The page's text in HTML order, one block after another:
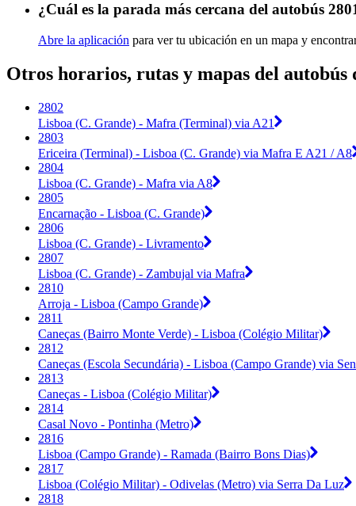
¿Cuál es la parada más cercana del autobús
Abre la aplicación para ver tu ubicación en un mapa y
Otros horarios, rutas y mapas del
2802
Lisboa (C. Grande) - Mafra (Terminal) via A21
2803
Ericeira (Terminal) - Lisboa (C. Grande) via Mafra E A21 / A8
2804
Lisboa (C. Grande) - Mafra via A8
2805
Encarnação - Lisboa (C. Grande)
2806
Lisboa (C. Grande) - Livramento
2807
Lisboa (C. Grande) - Zambujal via Mafra
2810
Arroja - Lisboa (Campo Grande)
2811
Caneças (Bairro Monte Verde) - Lisboa (Colégio Militar)
2812
Caneças (Escola Secundária) - Lisboa (Campo Grande) via
2813
Caneças - Lisboa (Colégio Militar)
2814
Casal Novo - Pontinha (Metro)
2816
Lisboa (Campo Grande) - Ramada (Bairro Bons Dias)
2817
Lisboa (Colégio Militar) - Odivelas (Metro) via Serra Da Luz
2818